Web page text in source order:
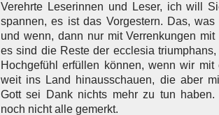
Verehrte Leserinnen und Leser, ich will
spannen, es ist das Vorgestern. Das,
und wenn, dann nur mit Verrenkungen
es sind die Reste der ecclesia
Hochgefühl erfüllen können, wenn wir
weit ins Land hinausschauen, die aber
Gott sei Dank nichts mehr zu tun
noch nicht alle gemerkt.